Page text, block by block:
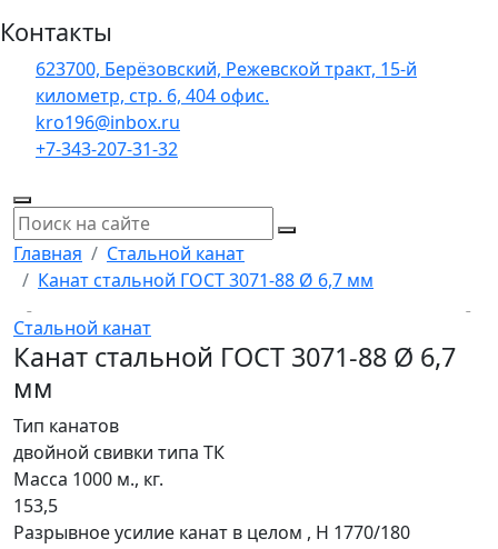
Контакты
623700, Берёзовский, Режевской тракт, 15-й
километр, стр. 6, 404 офис.
kro196@inbox.ru
+7-343-207-31-32
Главная
Стальной канат
Канат стальной ГОСТ 3071-88 Ø 6,7 мм
Стальной канат
Канат стальной ГОСТ 3071-88 Ø 6,7
мм
Тип канатов
двойной свивки типа ТК
Масса 1000 м., кг.
153,5
Разрывное усилие канат в целом , H 1770/180